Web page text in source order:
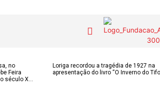
COLUNISTAS do
no
Feira
século X...
Loriga recordou a tragédia de 1927 na
apresentação do livro “O Inverno do